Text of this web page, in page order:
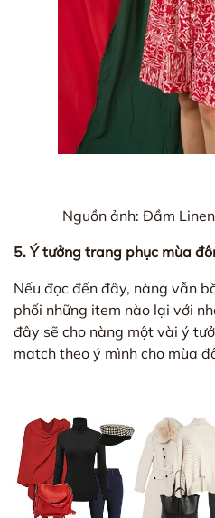
Nguồn ảnh: Đầm
5. Ý tưởng trang phục mùa
Nếu đọc đến đây, nàng vẫn
phối những item nào lại với
đây sẽ cho nàng một vài ý
match theo ý mình cho mùa